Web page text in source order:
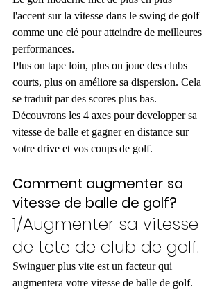
l'accent sur la vitesse dans le swing de golf
comme une clé pour atteindre de meilleures
performances.
Plus on tape loin, plus on joue des clubs
courts, plus on améliore sa dispersion. Cela
se traduit par des scores plus bas.
Découvrons les 4 axes pour developper sa
vitesse de balle et gagner en distance sur
votre drive et vos coups de golf.
Comment augmenter sa
vitesse de balle de golf?
1/Augmenter sa vitesse
de tete de club de golf.
Swinguer plus vite est un facteur qui
augmentera votre vitesse de balle de golf.